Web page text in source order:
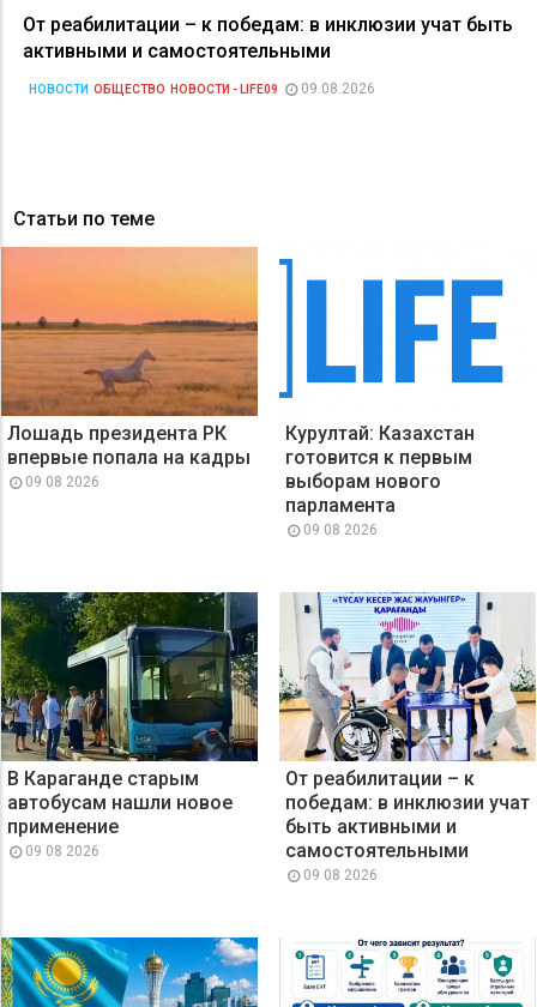
От реабилитации – к победам: в инклюзии учат быть
активными и самостоятельными
НОВОСТИ ОБЩЕСТВО НОВОСТИ - LIFE09 09.08.2026
Статьи по теме
Лошадь президента РК
впервые попала на кадры
09 08 2026
Курултай: Казахстан
готовится к первым
выборам нового
парламента
09 08 2026
В Караганде старым
автобусам нашли новое
применение
09 08 2026
От реабилитации – к
победам: в инклюзии учат
быть активными и
самостоятельными
09 08 2026